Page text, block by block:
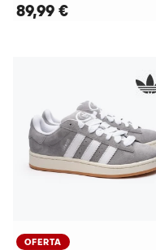
89,99 €
OFERTA